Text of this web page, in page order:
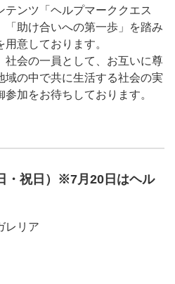
ンツ「ヘルプマーククエス
「助け合いへの第一歩」を踏み
意しております。
社会の一員として、お互いに尊
域の中で共に生活する社会の実
加をお待ちしております。
・祝日）※7月20日はヘル
レリア